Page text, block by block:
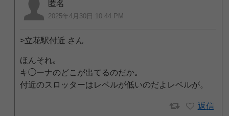
匿名
2025年4月30日 10:44 PM
>立花駅付近 さん
ほんそれ｡
キ◯ーナのどこが出てるのだか｡
付近のスロッターはレベルが低いのだよレベルが。
返信